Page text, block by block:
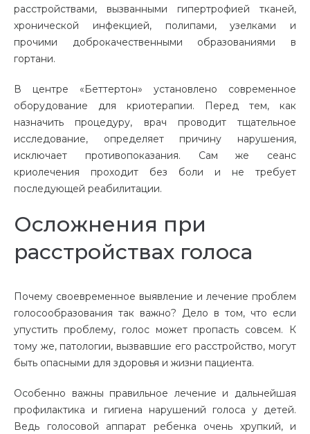
расстройствами, вызванными гипертрофией тканей,
хронической инфекцией, полипами, узелками и
прочими доброкачественными образованиями в
гортани.
В центре «Беттертон» установлено современное
оборудование для криотерапии. Перед тем, как
назначить процедуру, врач проводит тщательное
исследование, определяет причину нарушения,
исключает противопоказания. Сам же сеанс
криолечения проходит без боли и не требует
последующей реабилитации.
Осложнения при
расстройствах голоса
Почему своевременное выявление и лечение проблем
голосообразования так важно? Дело в том, что если
упустить проблему, голос может пропасть совсем. К
тому же, патологии, вызвавшие его расстройство, могут
быть опасными для здоровья и жизни пациента.
Особенно важны правильное лечение и дальнейшая
профилактика и гигиена нарушений голоса у детей.
Ведь голосовой аппарат ребенка очень хрупкий, и